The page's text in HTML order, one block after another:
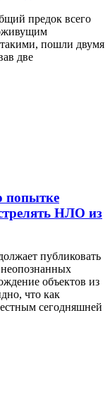
предок всего
пошли двумя
две
попытке
НЛО из
публиковать
объектов из
что как
сегодняшней